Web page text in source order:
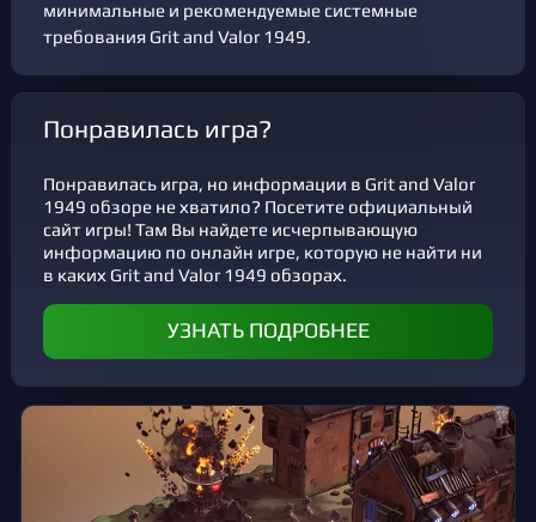
минимальные и рекомендуемые системные
требования Grit and Valor 1949.
Понравилась игра?
Понравилась игра, но информации в Grit and Valor
1949 обзоре не хватило? Посетите официальный
сайт игры! Там Вы найдете исчерпывающую
информацию по онлайн игре, которую не найти ни
в каких Grit and Valor 1949 обзорах.
УЗНАТЬ ПОДРОБНЕЕ